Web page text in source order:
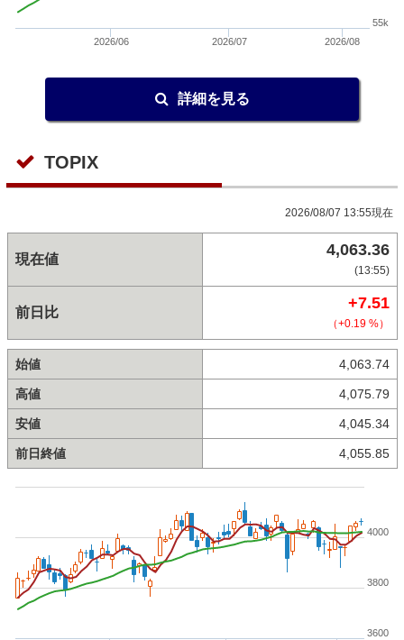
2026/06 2026/07 2026/08
55k
詳細を見る
TOPIX
2026/08/07 13:55現在
現在値
4,063.36
(13:55)
前日比
+7.51
（+0.19 %）
始値 4,063.74
高値 4,075.79
安値 4,045.34
前日終値 4,055.85
3600
3800
4000